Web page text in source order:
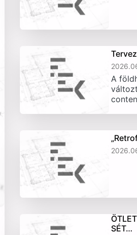
A
SÉT…